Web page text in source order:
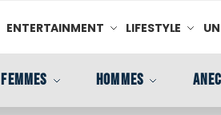
ENTERTAINMENT LIFESTYLE
FEMMES HOMMES